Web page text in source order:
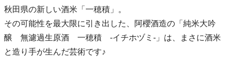
秋田県の新しい酒米「一穂積」。
その可能性を最大限に引き出した、阿櫻酒造の「純米大吟
醸 無濾過生原酒 一穂積 -イチホヅミ-」は、まさに酒米
と造り手が生んだ芸術です♪